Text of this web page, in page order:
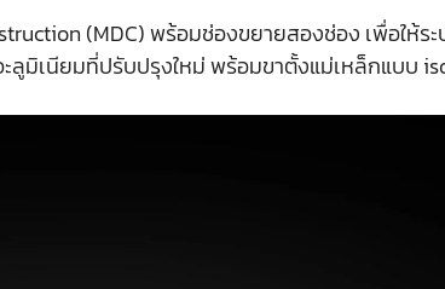
(MDC) พร้อมช่องขยายสองช่อง เพื่อให้
ลูมิเนียมที่ปรับปรุงใหม่ พร้อมขาตั้งแม่เหล็กแบบ